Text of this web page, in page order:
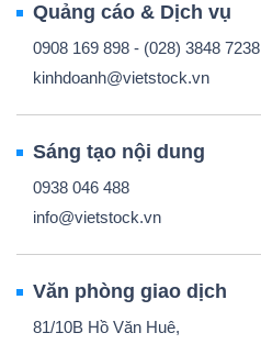
Quảng cáo & Dịch vụ
0908 169 898 - (028) 3848 7238
kinhdoanh@vietstock.vn
Sáng tạo nội dung
0938 046 488
info@vietstock.vn
Văn phòng giao dịch
81/10B Hồ Văn Huê,